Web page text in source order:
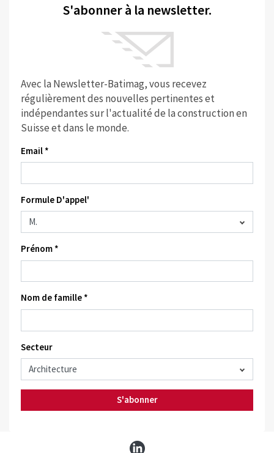
S'abonner à la newsletter.
Avec la Newsletter-Batimag, vous recevez
régulièrement des nouvelles pertinentes et
indépendantes sur l'actualité de la construction en
Suisse et dans le monde.
Email *
Formule D'appel'
Prénom *
Nom de famille *
Secteur
S'abonner